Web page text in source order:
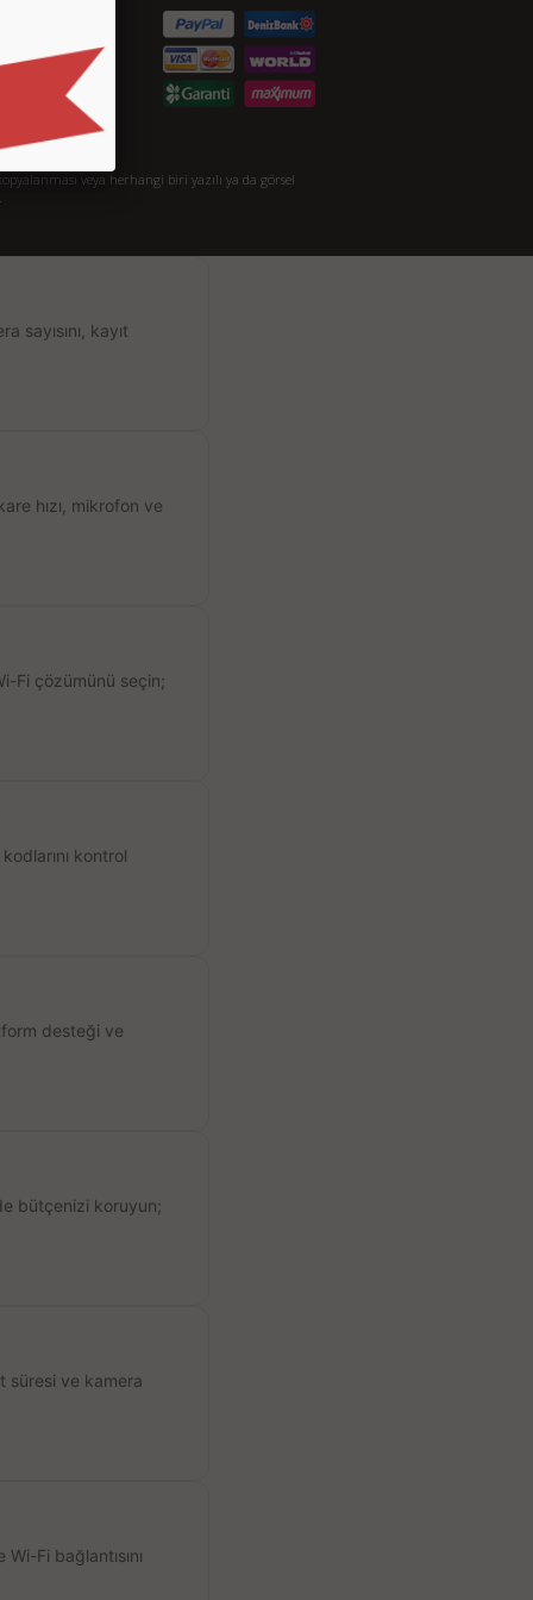
veya herhangi biri yazılı ya da görsel
kayıt
hızı, mikrofon ve
Fi çözümünü seçin;
kontrol
desteği ve
bütçenizi koruyun;
süresi ve kamera
Fi bağlantısını